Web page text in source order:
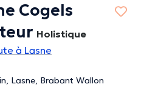
Cogels
Holistique
à Lasne
Lasne, Brabant Wallon